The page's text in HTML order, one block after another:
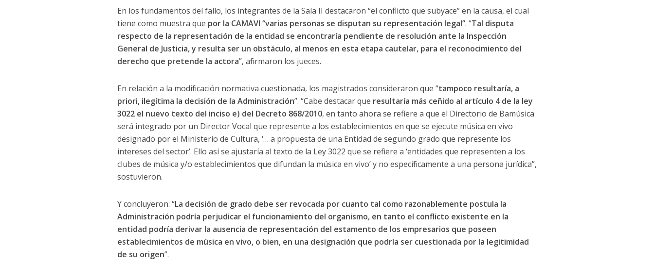
En los fundamentos del fallo, los integrantes de la Sala II destacaron “el conflicto que subyace” en la causa, el cual
tiene como muestra que por la CAMAVI “varias personas se disputan su representación legal”. “Tal disputa
respecto de la representación de la entidad se encontraría pendiente de resolución ante la Inspección
General de Justicia, y resulta ser un obstáculo, al menos en esta etapa cautelar, para el reconocimiento del
derecho que pretende la actora”, afirmaron los jueces.
En relación a la modificación normativa cuestionada, los magistrados consideraron que “tampoco resultaría, a
priori, ilegítima la decisión de la Administración”. “Cabe destacar que resultaría más ceñido al artículo 4 de la ley
3022 el nuevo texto del inciso e) del Decreto 868/2010, en tanto ahora se refiere a que el Directorio de Bamúsica
será integrado por un Director Vocal que represente a los establecimientos en que se ejecute música en vivo
designado por el Ministerio de Cultura, ‘… a propuesta de una Entidad de segundo grado que represente los
intereses del sector’. Ello así se ajustaría al texto de la Ley 3022 que se refiere a ‘entidades que representen a los
clubes de música y/o establecimientos que difundan la música en vivo’ y no específicamente a una persona jurídica”,
sostuvieron.
Y concluyeron: “La decisión de grado debe ser revocada por cuanto tal como razonablemente postula la
Administración podría perjudicar el funcionamiento del organismo, en tanto el conflicto existente en la
entidad podría derivar la ausencia de representación del estamento de los empresarios que poseen
establecimientos de música en vivo, o bien, en una designación que podría ser cuestionada por la legitimidad
de su origen”.